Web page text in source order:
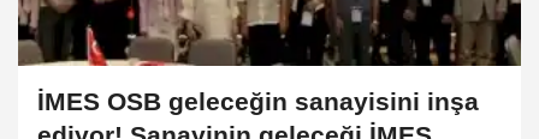
İMES OSB geleceğin sanayisini inşa